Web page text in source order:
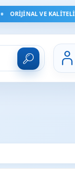
ORIJINAL VE KALITELI